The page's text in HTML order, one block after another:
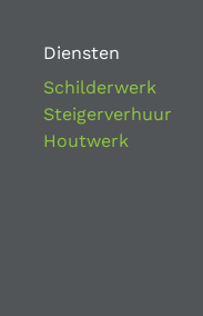
Diensten
Schilderwerk
Steigerverhuur
Houtwerk